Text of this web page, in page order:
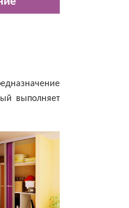
выполняет